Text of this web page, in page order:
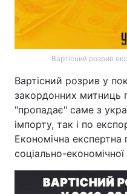
Вартісний розрив
Вартісний розрив у
закордонних митниць
"пропадає" саме з
імпорту, так і по
Економічна експертна
соціально-